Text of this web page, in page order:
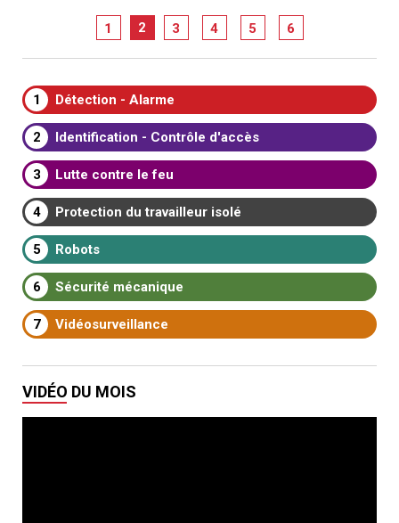
1 2 3 4 5 6
1 Détection - Alarme
2 Identification - Contrôle d'accès
3 Lutte contre le feu
4 Protection du travailleur isolé
5 Robots
6 Sécurité mécanique
7 Vidéosurveillance
VIDÉO DU MOIS